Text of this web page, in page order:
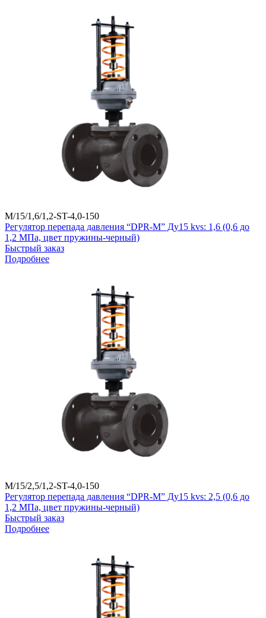
M/15/1,6/1,2-ST-4,0-150
Регулятор перепада давления “DPR-M” Ду15 kvs: 1,6 (0,6 до
1,2 МПа, цвет пружины-черный)
Быстрый заказ
Подробнее
M/15/2,5/1,2-ST-4,0-150
Регулятор перепада давления “DPR-M” Ду15 kvs: 2,5 (0,6 до
1,2 МПа, цвет пружины-черный)
Быстрый заказ
Подробнее